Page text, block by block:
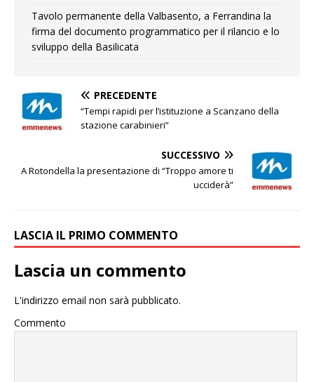
Tavolo permanente della Valbasento, a Ferrandina la
firma del documento programmatico per il rilancio e lo
sviluppo della Basilicata
PRECEDENTE
“Tempi rapidi per l’istituzione a Scanzano della
stazione carabinieri”
SUCCESSIVO
A Rotondella la presentazione di “Troppo amore ti
ucciderà”
LASCIA IL PRIMO COMMENTO
Lascia un commento
L'indirizzo email non sarà pubblicato.
Commento